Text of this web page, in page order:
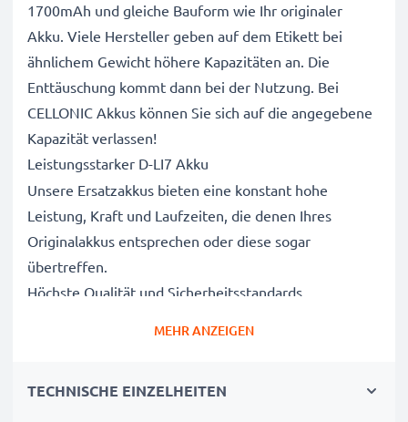
1700mAh und gleiche Bauform wie Ihr originaler
Akku. Viele Hersteller geben auf dem Etikett bei
ähnlichem Gewicht höhere Kapazitäten an. Die
Enttäuschung kommt dann bei der Nutzung. Bei
CELLONIC Akkus können Sie sich auf die angegebene
Kapazität verlassen!
Leistungsstarker D-LI7 Akku
Unsere Ersatzakkus bieten eine konstant hohe
Leistung, Kraft und Laufzeiten, die denen Ihres
Originalakkus entsprechen oder diese sogar
übertreffen.
Höchste Qualität und Sicherheitsstandards
unterzogen und entsprechen den höchsten EU-
MEHR ANZEIGEN
TECHNISCHE EINZELHEITEN